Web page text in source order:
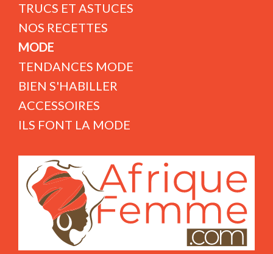
TRUCS ET ASTUCES
NOS RECETTES
MODE
TENDANCES MODE
BIEN S'HABILLER
ACCESSOIRES
ILS FONT LA MODE